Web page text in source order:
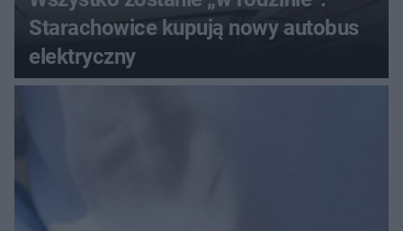
Starachowice kupują nowy autobus
elektryczny